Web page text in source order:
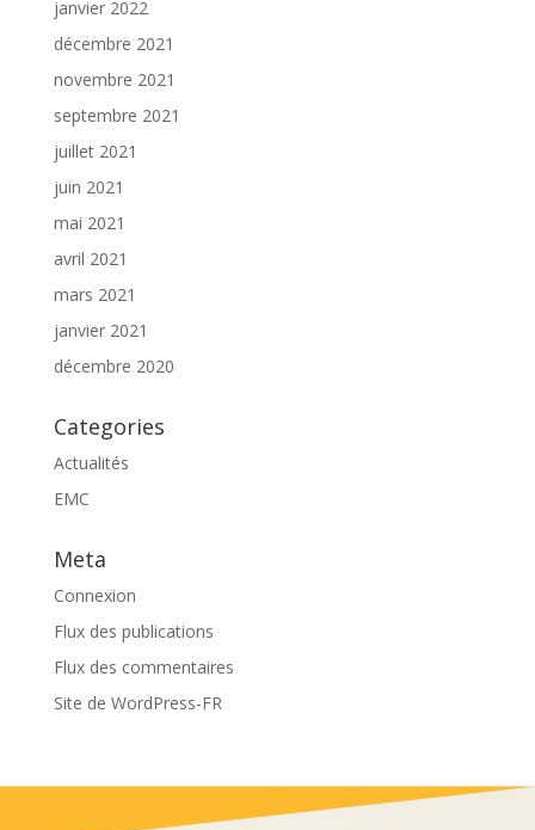
janvier 2022
décembre 2021
novembre 2021
septembre 2021
juillet 2021
juin 2021
mai 2021
avril 2021
mars 2021
janvier 2021
décembre 2020
Categories
Actualités
EMC
Meta
Connexion
Flux des publications
Flux des commentaires
Site de WordPress-FR